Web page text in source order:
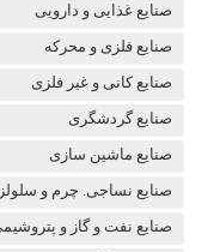
صنایع غذایی و دارویی
صنایع فلزی و محرکه
صنایع کانی و غیر فلزی
صنایع گردشگری
صنایع ماشین سازی
صنایع نساجی. چرم و
صنایع نفت و گاز و